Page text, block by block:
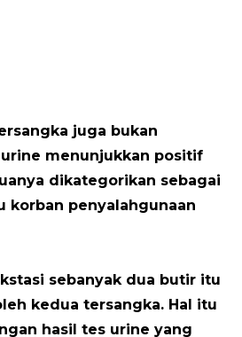
juga bukan
menunjukkan positif
dikategorikan sebagai
korban penyalahgunaan
sebanyak dua butir itu
kedua tersangka. Hal itu
hasil tes urine yang